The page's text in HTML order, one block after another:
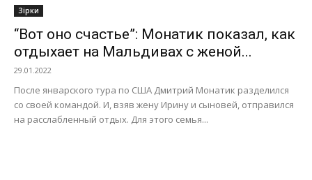
Зірки
“Вот оно счастье”: Монатик показал, как
отдыхает на Мальдивах с женой...
29.01.2022
После январского тура по США Дмитрий Монатик разделился
со своей командой. И, взяв жену Ирину и сыновей, отправился
на расслабленный отдых. Для этого семья...